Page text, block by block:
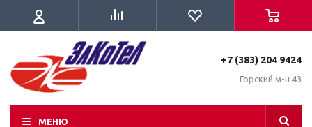
+7 (383) 204 9424
Горский м-н 43
МЕНЮ